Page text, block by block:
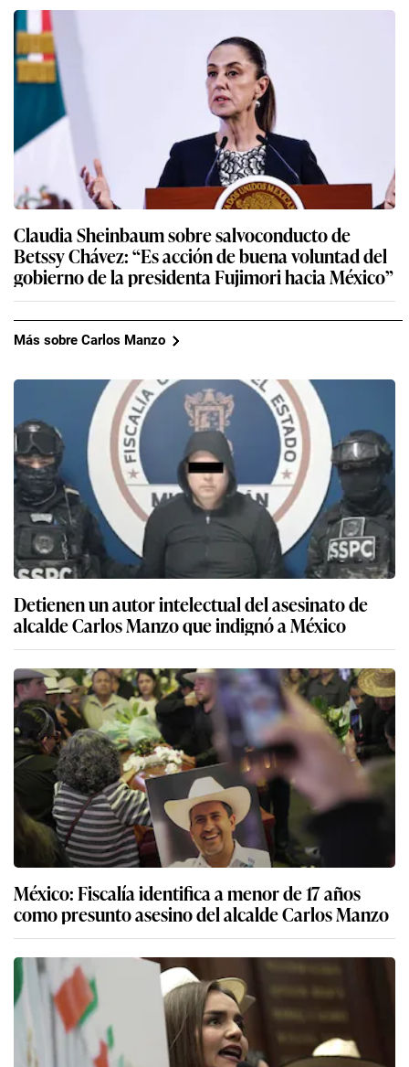
Claudia Sheinbaum sobre salvoconducto de
Betssy Chávez: “Es acción de buena voluntad del
gobierno de la presidenta Fujimori hacia México”
Más sobre Carlos Manzo
Detienen un autor intelectual del asesinato de
alcalde Carlos Manzo que indignó a México
México: Fiscalía identifica a menor de 17 años
como presunto asesino del alcalde Carlos Manzo